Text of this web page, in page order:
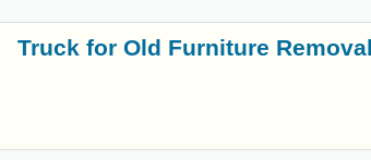
Truck for Old Furniture